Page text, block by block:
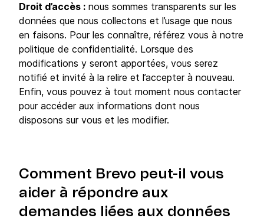
Droit d’accès : nous sommes transparents sur les
données que nous collectons et l’usage que nous
en faisons. Pour les connaître, référez vous à notre
politique de confidentialité. Lorsque des
modifications y seront apportées, vous serez
notifié et invité à la relire et l’accepter à nouveau.
Enfin, vous pouvez à tout moment nous contacter
pour accéder aux informations dont nous
disposons sur vous et les modifier.
Comment Brevo peut-il vous
aider à répondre aux
demandes liées aux données